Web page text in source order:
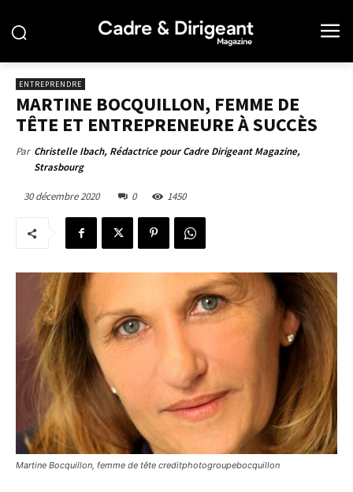
ENTREPRENDRE
MARTINE BOCQUILLON, FEMME DE
TÊTE ET ENTREPRENEURE À SUCCÈS
Par Christelle Ibach, Rédactrice pour Cadre Dirigeant Magazine,
Strasbourg
30 décembre 2020 0 1450
Martine Bocquillon, femme de tête creditphotogroupebocquillon